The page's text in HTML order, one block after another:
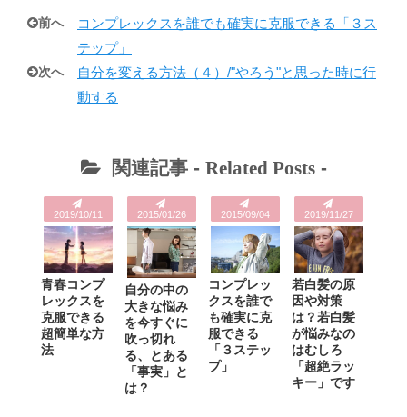
前へ
コンプレックスを誰でも確実に克服できる「３ス
テップ」
次へ
自分を変える方法（４）/"やろう"と思った時に行
動する
関連記事 - Related Posts-
2019/10/11
青春コンプ
レックスを
克服できる
超簡単な方
法
2015/01/26
自分の中の
大きな悩み
を今すぐに
吹っ切れ
る、とある
「事実」と
は？
2015/09/04
コンプレッ
クスを誰で
も確実に克
服できる
「３ステッ
プ」
2019/11/27
若白髪の原
因や対策
は？若白髪
が悩みなの
はむしろ
「超絶ラッ
キー」です